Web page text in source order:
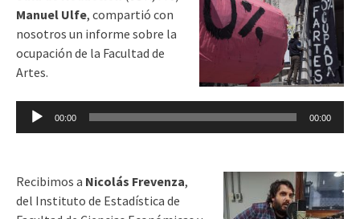
Manuel Ulfe, compartió con
nosotros un informe sobre la
ocupación de la Facultad de
Artes.
Reproductor
00:00 00:00
Recibimos a Nicolás Frevenza,
del Instituto de Estadística de